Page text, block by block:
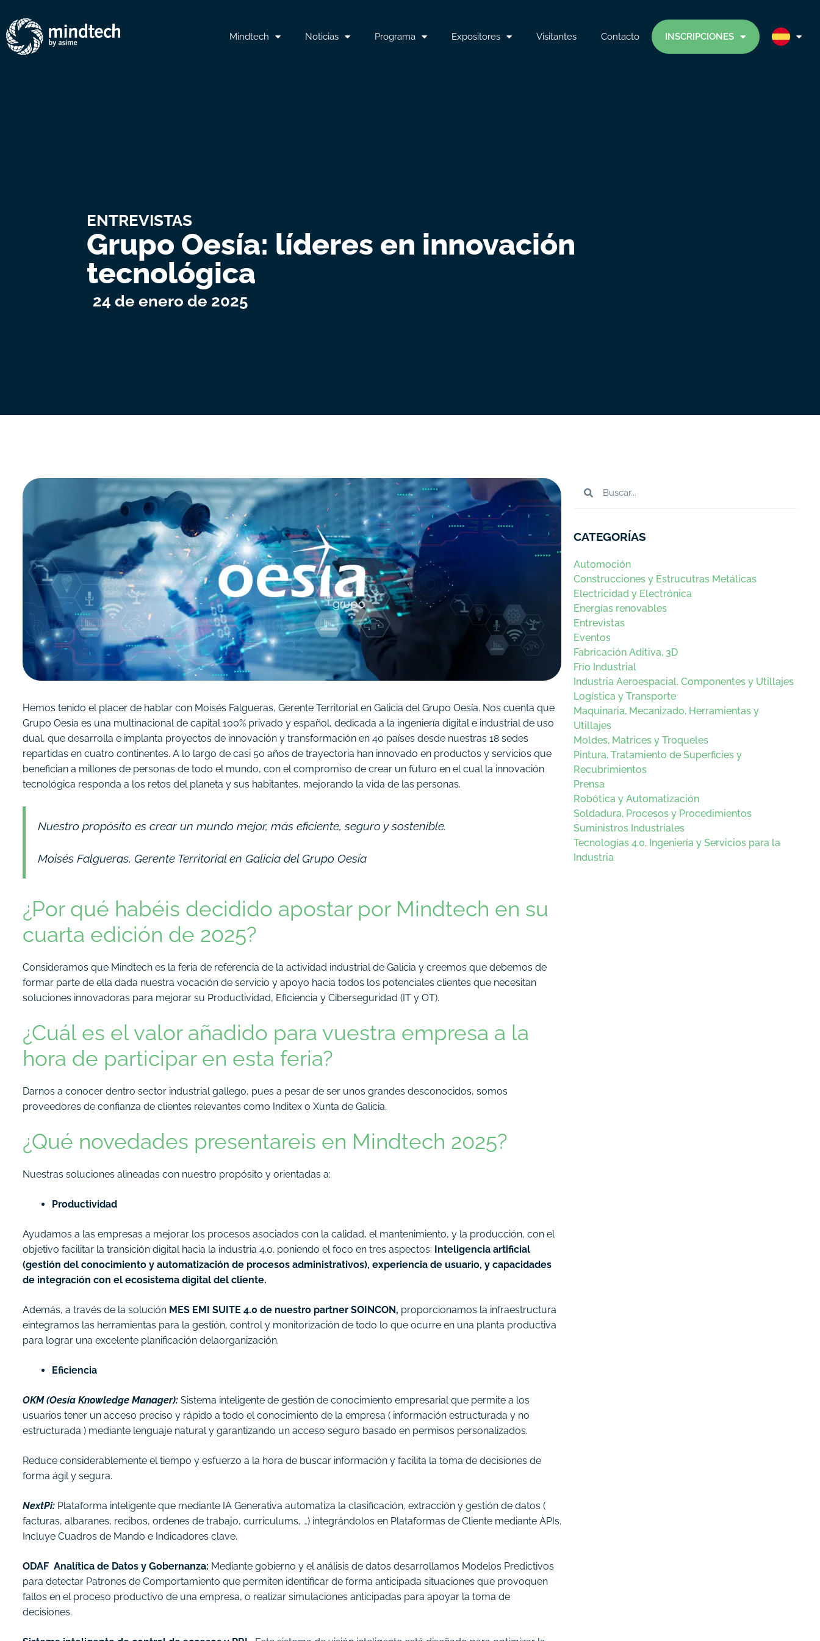
Mindtech Noticias Programa Expositores Visitantes Contacto INSCRIPCIONES
ENTREVISTAS
Grupo Oesía: líderes en innovación
tecnológica
24 de enero de 2025
Hemos tenido el placer de hablar con Moisés Falgueras, Gerente Territorial en Galicia del Grupo Oesía. Nos cuenta que
Grupo Oesía es una multinacional de capital 100% privado y español, dedicada a la ingeniería digital e industrial de uso
dual, que desarrolla e implanta proyectos de innovación y transformación en 40 países desde nuestras 18 sedes
repartidas en cuatro continentes. A lo largo de casi 50 años de trayectoria han innovado en productos y servicios que
benefician a millones de personas de todo el mundo, con el compromiso de crear un futuro en el cual la innovación
tecnológica responda a los retos del planeta y sus habitantes, mejorando la vida de las personas.
Nuestro propósito es crear un mundo mejor, más eficiente, seguro y sostenible.
Moisés Falgueras, Gerente Territorial en Galicia del Grupo Oesía
¿Por qué habéis decidido apostar por Mindtech en su
cuarta edición de 2025?
Consideramos que Mindtech es la feria de referencia de la actividad industrial de Galicia y creemos que debemos de
formar parte de ella dada nuestra vocación de servicio y apoyo hacia todos los potenciales clientes que necesitan
soluciones innovadoras para mejorar su Productividad, Eficiencia y Ciberseguridad (IT y OT).
¿Cuál es el valor añadido para vuestra empresa a la
hora de participar en esta feria?
Darnos a conocer dentro sector industrial gallego, pues a pesar de ser unos grandes desconocidos, somos
proveedores de confianza de clientes relevantes como Inditex o Xunta de Galicia.
¿Qué novedades presentareis en Mindtech 2025?
Nuestras soluciones alineadas con nuestro propósito y orientadas a:
Productividad
Ayudamos a las empresas a mejorar los procesos asociados con la calidad, el mantenimiento, y la producción, con el
objetivo facilitar la transición digital hacia la industria 4.0. poniendo el foco en tres aspectos: Inteligencia artificial
(gestión del conocimiento y automatización de procesos administrativos), experiencia de usuario, y capacidades
de integración con el ecosistema digital del cliente.
Además, a través de la solución MES EMI SUITE 4.0 de nuestro partner SOINCON, proporcionamos la infraestructura
eintegramos las herramientas para la gestión, control y monitorización de todo lo que ocurre en una planta productiva
para lograr una excelente planificación delaorganización.
Eficiencia
OKM (Oesía Knowledge Manager): Sistema inteligente de gestión de conocimiento empresarial que permite a los
usuarios tener un acceso preciso y rápido a todo el conocimiento de la empresa ( información estructurada y no
estructurada ) mediante lenguaje natural y garantizando un acceso seguro basado en permisos personalizados.
Reduce considerablemente el tiempo y esfuerzo a la hora de buscar información y facilita la toma de decisiones de
forma ágil y segura.
NextPi: Plataforma inteligente que mediante IA Generativa automatiza la clasificación, extracción y gestión de datos (
facturas, albaranes, recibos, ordenes de trabajo, curriculums, …) integrándolos en Plataformas de Cliente mediante APIs.
Incluye Cuadros de Mando e Indicadores clave.
ODAF Analítica de Datos y Gobernanza: Mediante gobierno y el análisis de datos desarrollamos Modelos Predictivos
para detectar Patrones de Comportamiento que permiten identificar de forma anticipada situaciones que provoquen
fallos en el proceso productivo de una empresa, o realizar simulaciones anticipadas para apoyar la toma de
decisiones.
CATEGORÍAS
Automoción
Construcciones y Estrucutras Metálicas
Electricidad y Electrónica
Energías renovables
Entrevistas
Eventos
Fabricación Aditiva, 3D
Frío Industrial
Industria Aeroespacial. Componentes y Utillajes
Logística y Transporte
Maquinaria, Mecanizado, Herramientas y
Utillajes
Moldes, Matrices y Troqueles
Pintura, Tratamiento de Superficies y
Recubrimientos
Prensa
Robótica y Automatización
Soldadura, Procesos y Procedimientos
Suministros Industriales
Tecnologías 4.0, Ingeniería y Servicios para la
Industria